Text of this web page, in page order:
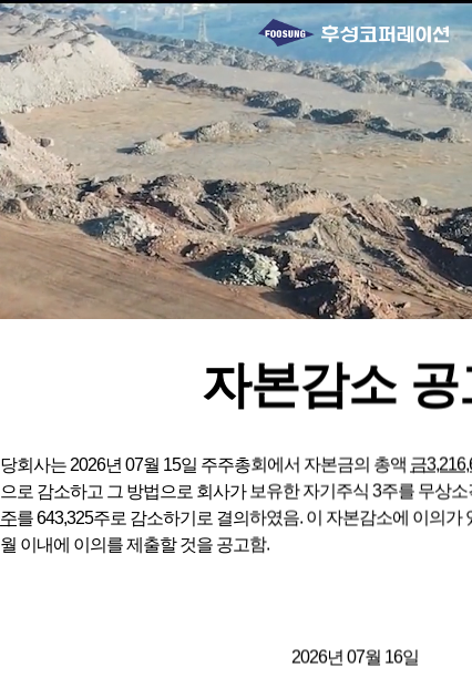
자본감소 공
당회사는 2026년 07월 15일 주주총회에서 자본금의 총액 금
으로 감소하고 그 방법으로 회사가 보유한 자기주식 3주를 무상
주를 643,325주로 감소하기로 결의하였음. 이 자본감소에 이의가
월 이내에 이의를 제출할 것을 공고함.
2026년 07월 16일